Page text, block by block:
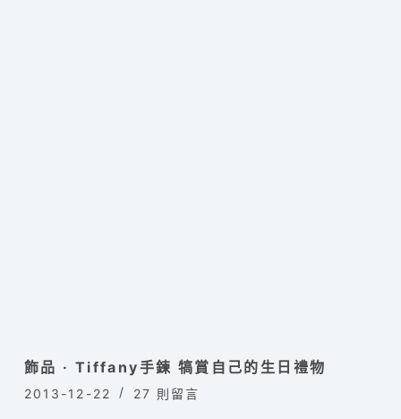
飾品 · Tiffany手鍊 犒賞自己的生日禮物
2013-12-22 27 則留言